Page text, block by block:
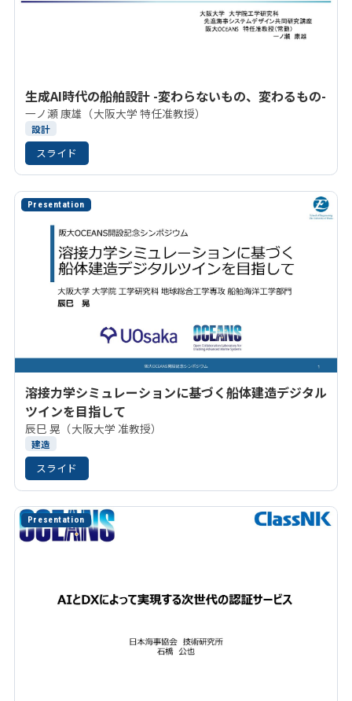
生成AI時代の船舶設計 -変わらないもの、変わるもの-
一ノ瀬 康雄（大阪大学 特任准教授）
設計
スライド
Presentation
溶接力学シミュレーションに基づく船体建造デジタル
ツインを目指して
辰巳 晃（大阪大学 准教授）
建造
スライド
Presentation